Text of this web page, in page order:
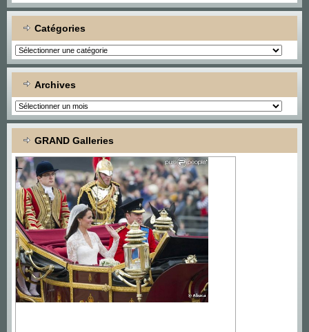
Catégories
Catégories
Archives
Archives
GRAND Galleries